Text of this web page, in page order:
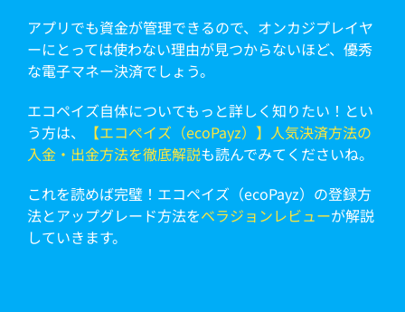
アプリでも資金が管理できるので、オンカジプレイヤ
ーにとっては使わない理由が見つからないほど、優秀
な電子マネー決済でしょう。
エコペイズ自体についてもっと詳しく知りたい！とい
う方は、
【エコぺイズ（ecoPayz）】人気決済方法の
入金・出金方法を徹底解説も読んでみてくださいね。
これを読めば完璧！エコペイズ（ecoPayz）の登録方
法とアップグレード方法をベラジョンレビューが解説
していきます。